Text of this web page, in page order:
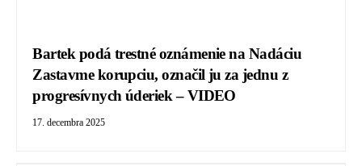
Bartek podá trestné oznámenie na Nadáciu
Zastavme korupciu, označil ju za jednu z
progresívnych úderiek – VIDEO
17. decembra 2025